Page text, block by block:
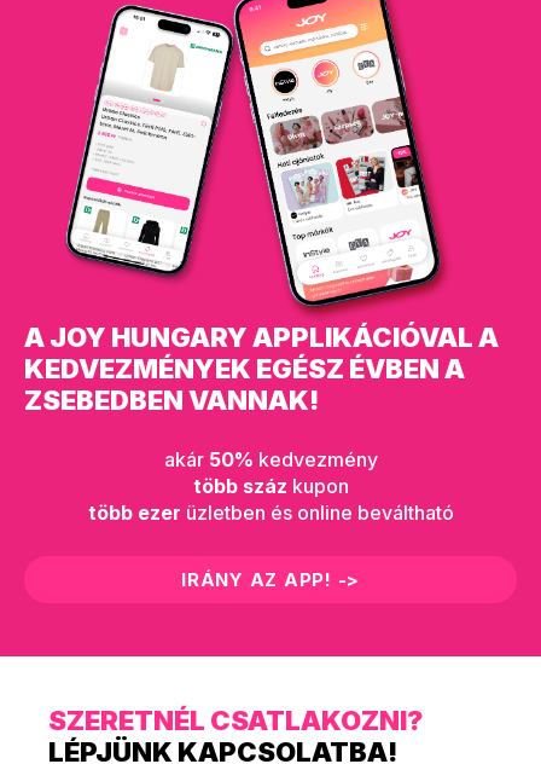
A JOY HUNGARY APPLIKÁCIÓVAL A
KEDVEZMÉNYEK EGÉSZ ÉVBEN A
ZSEBEDBEN VANNAK!
akár 50% kedvezmény
több száz kupon
több ezer üzletben és online beváltható
IRÁNY AZ APP! ->
SZERETNÉL CSATLAKOZNI?
LÉPJÜNK KAPCSOLATBA!